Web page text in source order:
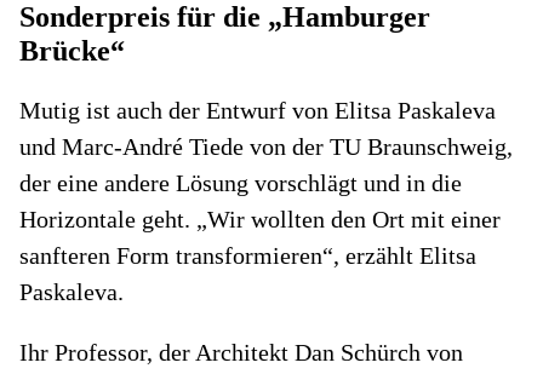
Sonderpreis für die „Hamburger
Brücke“
Mutig ist auch der Entwurf von Elitsa Paskaleva
und Marc-André Tiede von der TU Braunschweig,
der eine andere Lösung vorschlägt und in die
Horizontale geht. „Wir wollten den Ort mit einer
sanfteren Form transformieren“, erzählt Elitsa
Paskaleva.
Ihr Professor, der Architekt Dan Schürch von